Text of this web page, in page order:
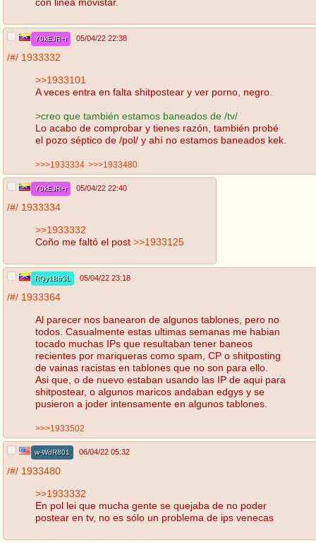
Y0kEJR+r 05/04/22 22:38
/#/ 1933332
>>1933101
A veces entra en falta shitpostear y ver porno, negro.
>creo que también estamos baneados de /tv/
Lo acabo de comprobar y tienes razón, también probé
el pozo séptico de /pol/ y ahí no estamos baneados kek.
>>>1933334 >>>1933480
Y0kEJR+r 05/04/22 22:40
/#/ 1933334
>>1933332
Coño me faltó el post >>1933125
RQy1Bb3L 05/04/22 23:18
/#/ 1933364
Al parecer nos banearon de algunos tablones, pero no
todos. Casualmente estas ultimas semanas me habian
tocado muchas IPs que resultaban tener baneos
recientes por mariqueras como spam, CP o shitposting
de vainas racistas en tablones que no son para ello.
Asi que, o de nuevo estaban usando las IP de aqui para
shitpostear, o algunos maricos andaban edgys y se
pusieron a joder intensamente en algunos tablones.
>>>1933502
w-WdR801 06/04/22 05:32
/#/ 1933480
>>1933332
En pol lei que mucha gente se quejaba de no poder
postear en tv, no es sólo un problema de ips venecas